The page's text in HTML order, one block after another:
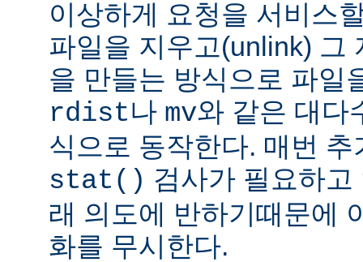
이상하게 요청을 서비스
파일을 지우고(unlink) 그
을 만들는 방식으로 파일
rdist나 mv와 같은 대다
식으로 동작한다. 매번
stat() 검사가 필요하
래 의도에 반하기때문에
화를 무시한다.